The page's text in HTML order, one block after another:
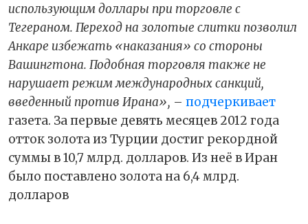
использующим доллары при торговле с
Тегераном. Переход на золотые слитки позволил
Анкаре избежать «наказания» со стороны
Вашингтона. Подобная торговля также не
нарушает режим международных санкций,
введенный против Ирана», – подчеркивает
газета. За первые девять месяцев 2012 года
отток золота из Турции достиг рекордной
суммы в 10,7 млрд. долларов. Из неё в Иран
было поставлено золота на 6,4 млрд.
долларов